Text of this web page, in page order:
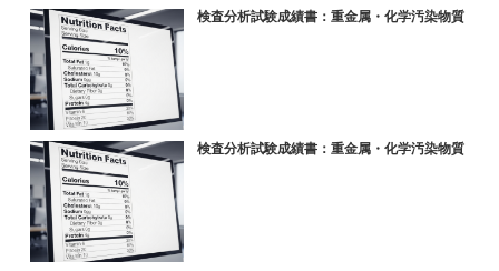
検査分析試験成績書：重金属・化学汚染物質
検査分析試験成績書：重金属・化学汚染物質